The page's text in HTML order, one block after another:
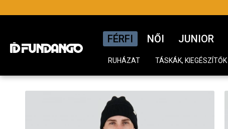
FÉRFI NŐI JUNIOR
RUHÁZAT TÁSKÁK, KIEGÉSZÍTŐK